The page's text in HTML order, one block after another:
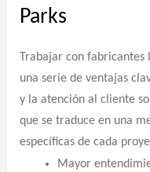
Parks
Trabajar con
una serie de ventajas
y la atención al cliente
que se traduce en una
específicas de cada
Mayor